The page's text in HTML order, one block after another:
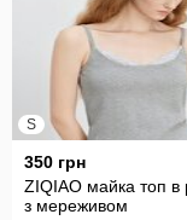
S
350 грн
ZIQIAO майка топ в
з мереживом